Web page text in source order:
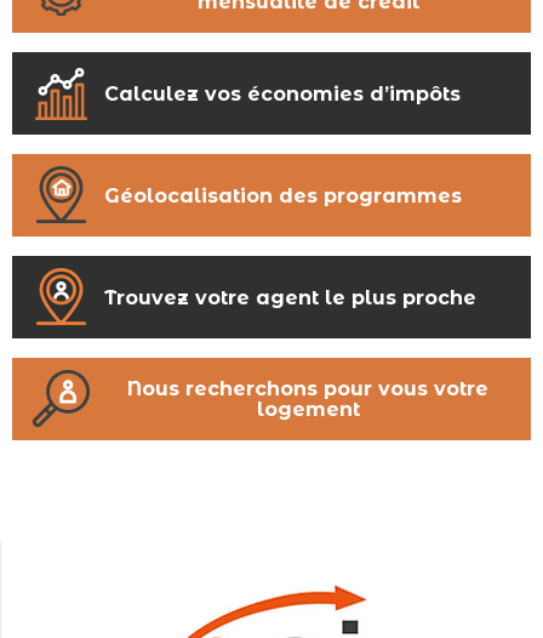
Calculez vos économies d’impôts
Géolocalisation des programmes
Trouvez votre agent le plus proche
Nous recherchons pour vous votre
logement